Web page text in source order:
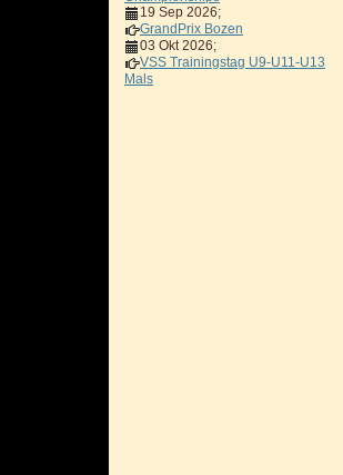
19 Sep 2026;
GrandPrix Bozen
03 Okt 2026;
VSS Trainingstag U9-U11-U13
Mals